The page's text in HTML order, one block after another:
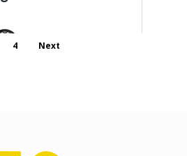
4 Next